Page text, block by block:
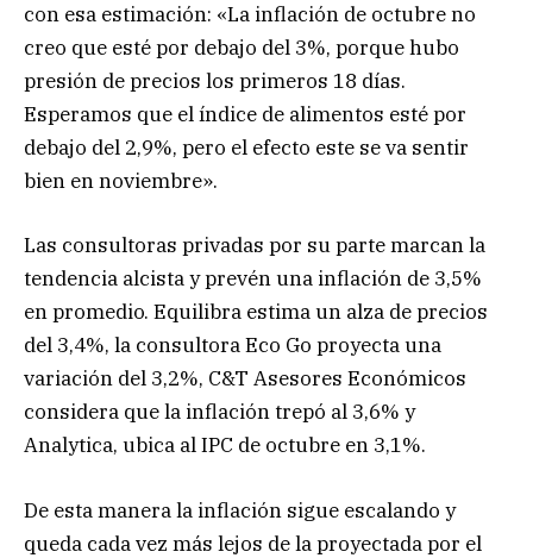
con esa estimación: «La inflación de octubre no
creo que esté por debajo del 3%, porque hubo
presión de precios los primeros 18 días.
Esperamos que el índice de alimentos esté por
debajo del 2,9%, pero el efecto este se va sentir
bien en noviembre».
Las consultoras privadas por su parte marcan la
tendencia alcista y prevén una inflación de 3,5%
en promedio. Equilibra estima un alza de precios
del 3,4%, la consultora Eco Go proyecta una
variación del 3,2%, C&T Asesores Económicos
considera que la inflación trepó al 3,6% y
Analytica, ubica al IPC de octubre en 3,1%.
De esta manera la inflación sigue escalando y
queda cada vez más lejos de la proyectada por el